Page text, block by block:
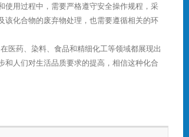
使用过程中，需要严格遵守安全操作规程，采
该化合物的废弃物处理，也需要遵循相关的环
医药、染料、食品和精细化工等领域都展现出
和人们对生活品质要求的提高，相信这种化合